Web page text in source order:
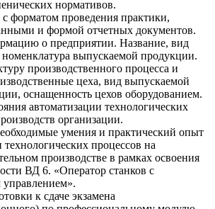
нормативов.
форматом проведения практики,
и формой отчетных документов.
о предприятии. Название, вид
номенклатура выпускаемой продукции.
производственного процесса и
цеха, вид выпускаемой
оснащенность цехов оборудованием.
автоматизации технологических
организации.
умения и практический опыт
процессов на
производстве в рамках освоения
ВД 6. «Оператор станков с
к сдаче экзамена